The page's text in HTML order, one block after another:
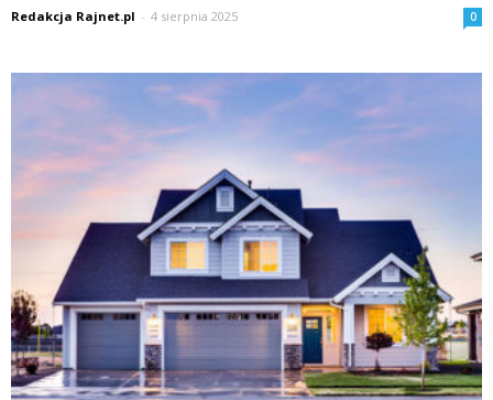
Redakcja Rajnet.pl - 4 sierpnia 2025 0